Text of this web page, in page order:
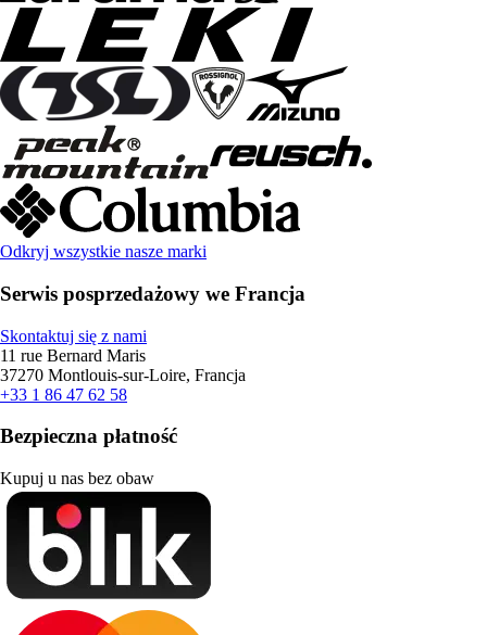
Odkryj wszystkie nasze marki
Serwis posprzedażowy we Francja
Skontaktuj się z nami
11 rue Bernard Maris
37270 Montlouis-sur-Loire, Francja
+33 1 86 47 62 58
Bezpieczna płatność
Kupuj u nas bez obaw